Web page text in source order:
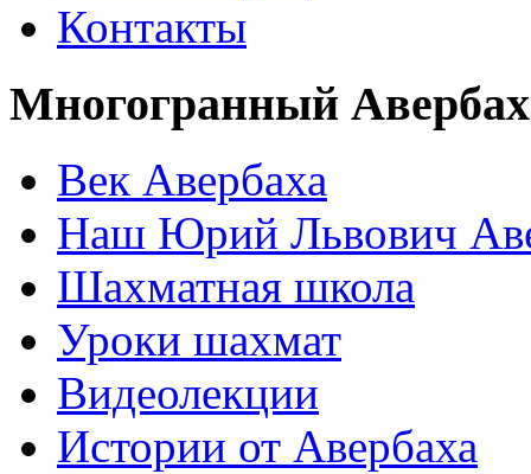
Контакты
Многогранный Авербах
Век Авербаха
Наш Юрий Львович
Шахматная школа
Уроки шахмат
Видеолекции
Истории от Авербаха